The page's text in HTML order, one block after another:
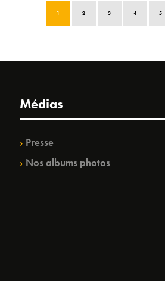
1 2 3 4 5
Médias
Presse
Nos albums photos